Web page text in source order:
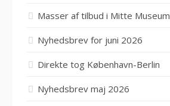
Masser af tilbud i Mitte Museum
Nyhedsbrev for juni 2026
Direkte tog København-Berlin
Nyhedsbrev maj 2026